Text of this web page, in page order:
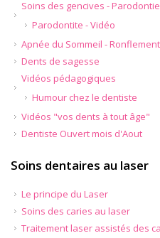
Soins des gencives - Parodontie
Parodontite - Vidéo
Apnée du Sommeil - Ronflement
Dents de sagesse
Vidéos pédagogiques
Humour chez le dentiste
Vidéos "vos dents à tout âge"
Dentiste Ouvert mois d'Aout
Soins dentaires au laser
Le principe du Laser
Soins des caries au laser
Traitement laser assistés des